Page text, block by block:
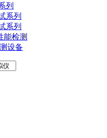
列
系列
系列
能检测
设备